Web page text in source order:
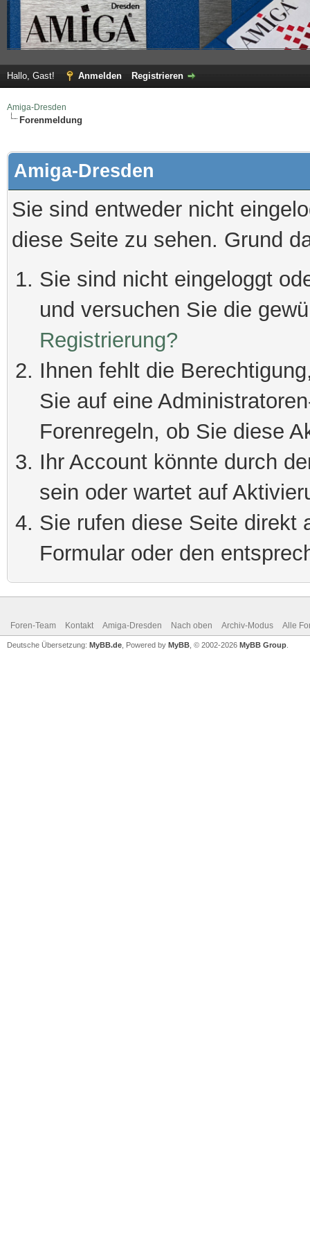
Hallo, Gast! Anmelden Registrieren
Amiga-Dresden
Forenmeldung
Amiga-Dresden
Sie sind entweder nicht
diese Seite zu sehen. Grund
Sie sind nicht eingeloggt
und versuchen Sie die
Registrierung?
Ihnen fehlt die
Sie auf eine
Forenregeln, ob Sie diese
Ihr Account könnte durch
sein oder wartet auf
Sie rufen diese Seite direkt
Formular oder den
Foren-Team Kontakt Amiga-Dresden Nach oben Archiv-Modus Alle
Deutsche Übersetzung: MyBB.de , Powered by MyBB , © 2002-2026 MyBB Group